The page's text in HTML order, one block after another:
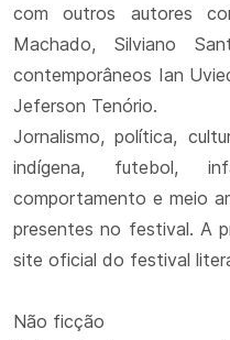
com outros autores
Machado, Silviano
contemporâneos Ian
Jeferson Tenório.
Jornalismo, política,
indígena, futebol,
comportamento e meio
presentes no festival. A
site oficial do festival
Não ficção